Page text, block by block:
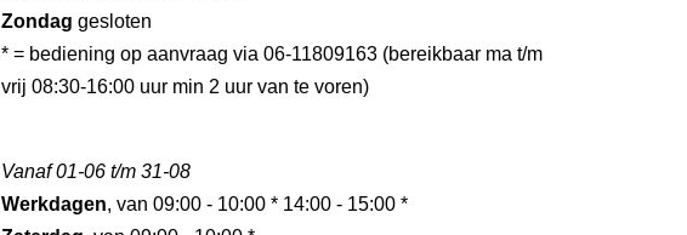
Zondag gesloten
* = bediening op aanvraag via 06-11809163 (bereikbaar ma t/m
vrij 08:30-16:00 uur min 2 uur van te voren)
Vanaf 01-06 t/m 31-08
Werkdagen, van 09:00 - 10:00 * 14:00 - 15:00 *